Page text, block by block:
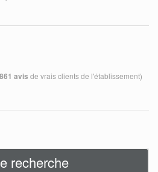
861 avis de vrais clients de l'établissement)
recherche